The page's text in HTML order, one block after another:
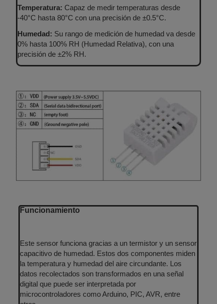
Temperatura: Capaz de medir temperaturas desde
-40°C hasta 80°C con una precisión de ±0.5°C.
Humedad: Su rango de medición de humedad va desde
0% hasta 100% RH (Humedad Relativa), con una
precisión de ±2% RH.
Funcionamiento
Este sensor funciona gracias a un termistor y un sensor
capacitivo de humedad. Estos dos componentes miden
la temperatura y humedad del aire circundante. Los
datos recolectados son transformados en una señal
digital que puede ser interpretada por
microcontroladores como Arduino, PIC, AVR, entre